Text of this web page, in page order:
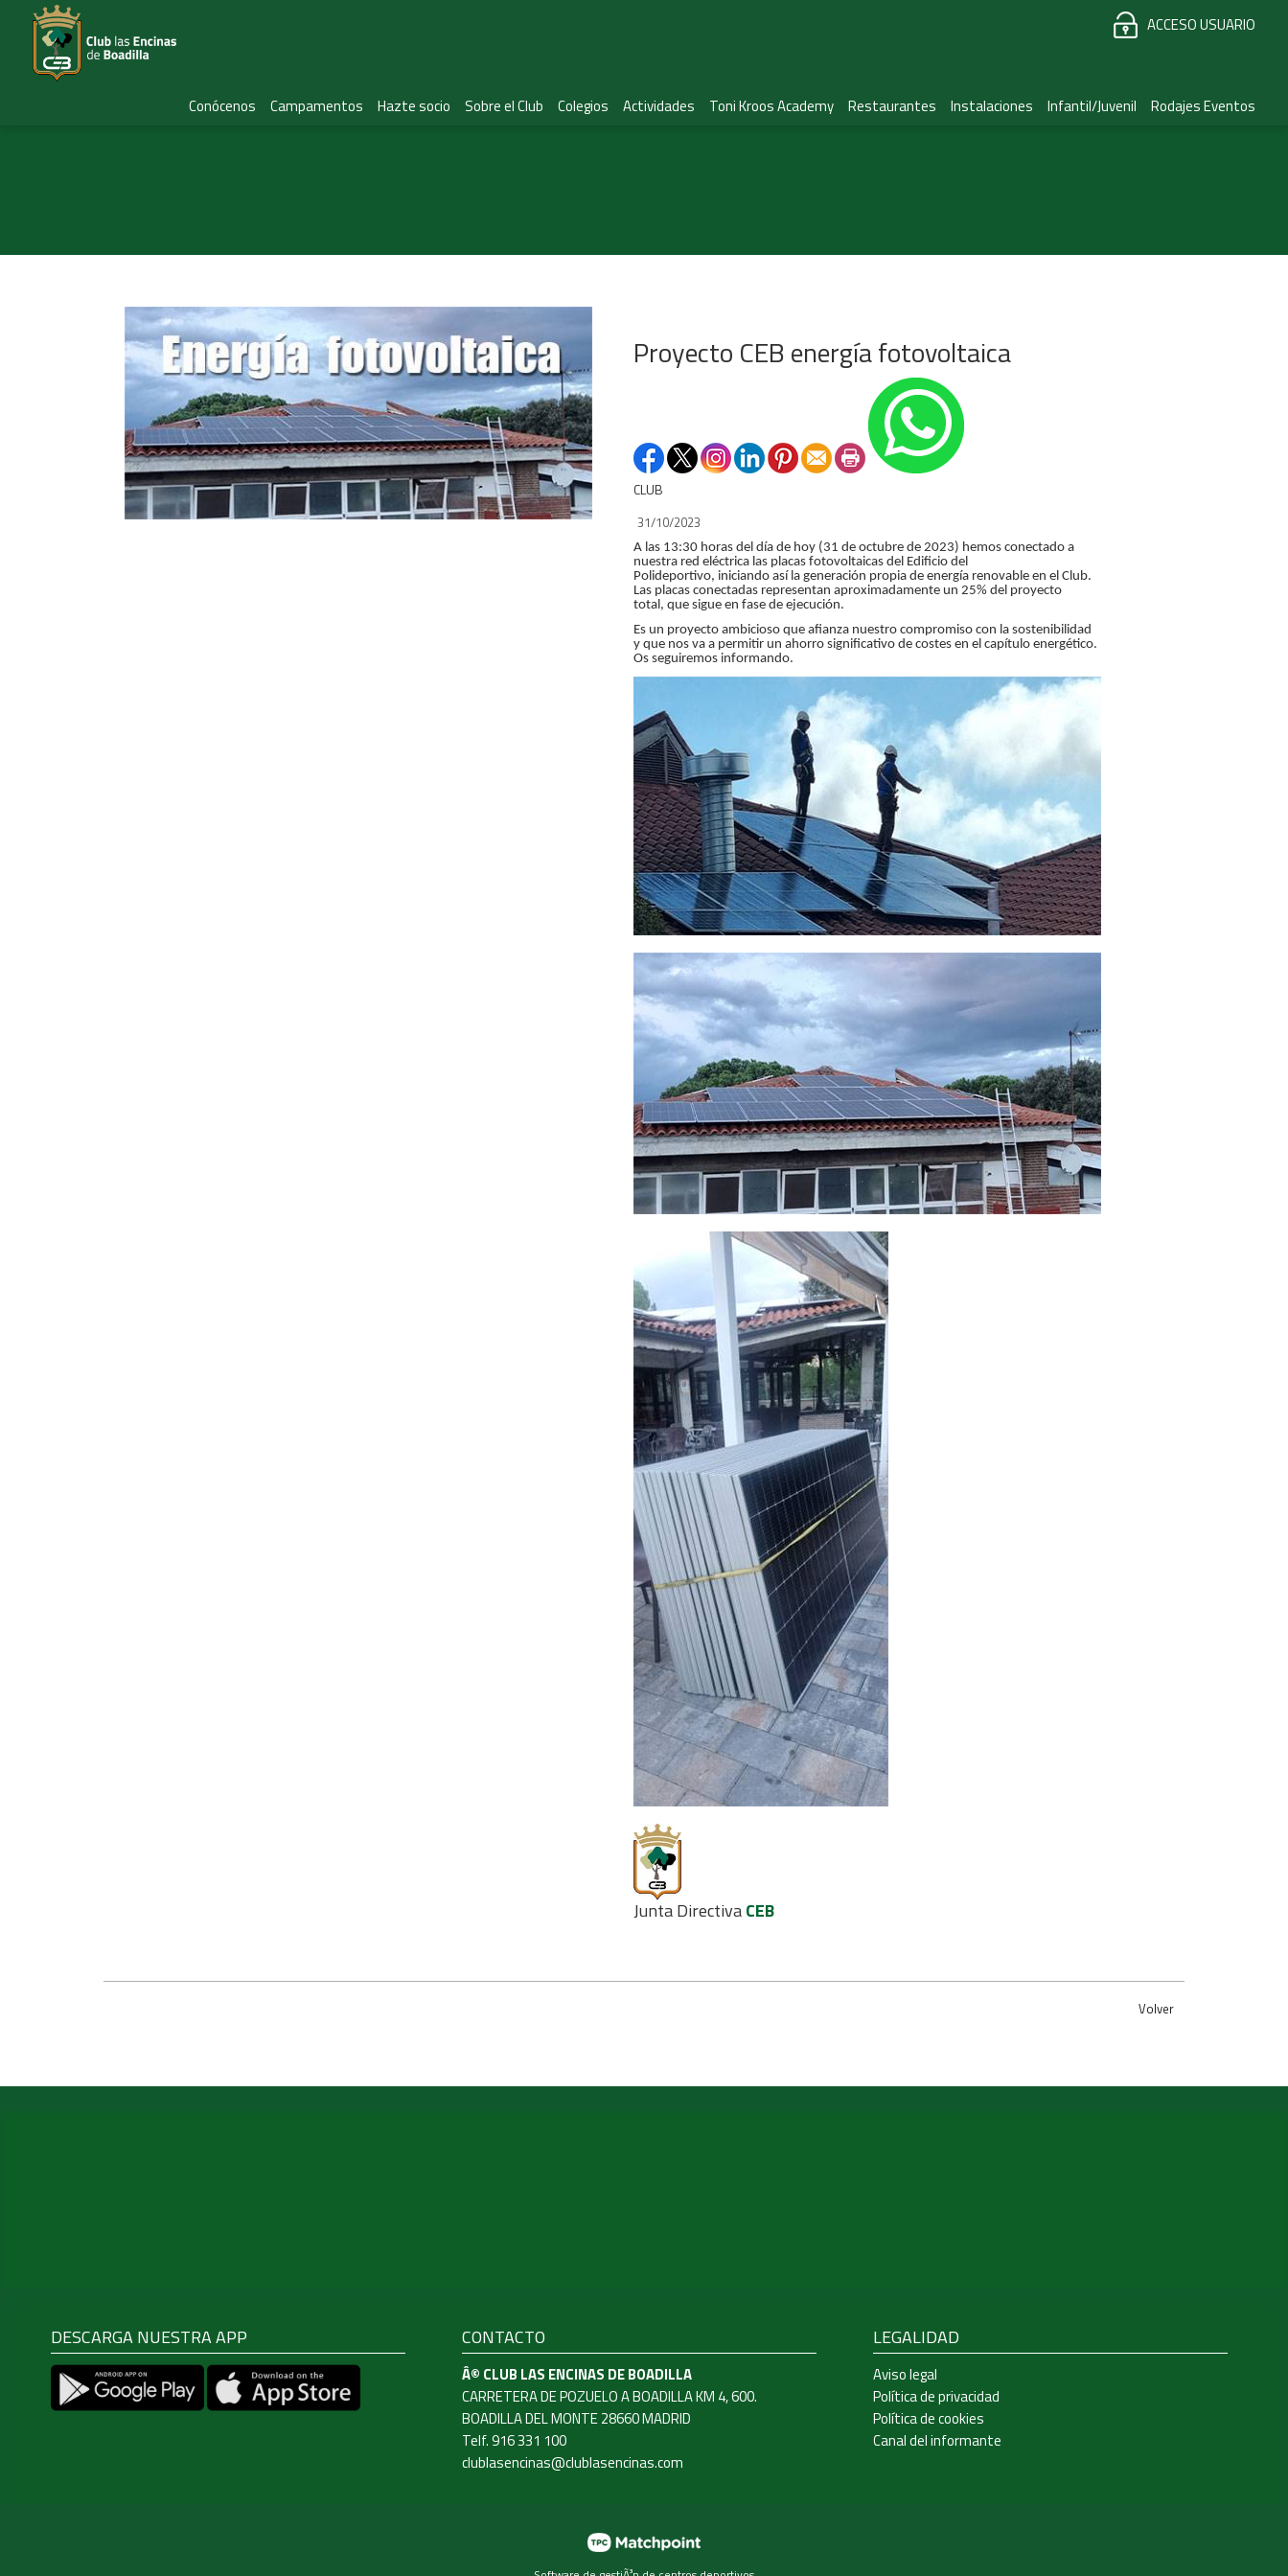
ACCESO USUARIO
Conócenos Campamentos Hazte socio Sobre el Club Colegios Actividades Toni Kroos Academy Restaurantes Instalaciones Infantil/Juvenil Rodajes Eventos
Proyecto CEB energía fotovoltaica
CLUB
31/10/2023
A las 13:30 horas del día de hoy (31 de octubre de 2023) hemos conectado a
nuestra red eléctrica las placas fotovoltaicas del Edificio del
Polideportivo, iniciando así la generación propia de energía renovable en el Club.
Las placas conectadas representan aproximadamente un 25% del proyecto
total, que sigue en fase de ejecución.
Es un proyecto ambicioso que afianza nuestro compromiso con la sostenibilidad
y que nos va a permitir un ahorro significativo de costes en el capítulo energético.
Os seguiremos informando.
Junta DirectivaCEB
Volver
DESCARGA NUESTRA APP CONTACTO
Â© CLUB LAS ENCINAS DE BOADILLA
CARRETERA DE POZUELO A BOADILLA KM 4, 600.
BOADILLA DEL MONTE 28660 MADRID
Telf. 916 331 100
clublasencinas@clublasencinas.com
LEGALIDAD
Aviso legal
Política de privacidad
Política de cookies
Canal del informante